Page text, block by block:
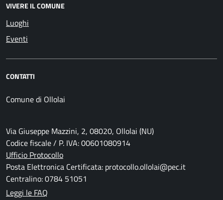
VIVERE IL COMUNE
Luoghi
Eventi
CONTATTI
Comune di Ollolai
Via Giuseppe Mazzini, 2, 08020, Ollolai (NU)
Codice fiscale / P. IVA: 00601080914
Ufficio Protocollo
Posta Elettronica Certificata: protocollo.ollolai@pec.it
Centralino: 0784 51051
Leggi le FAQ